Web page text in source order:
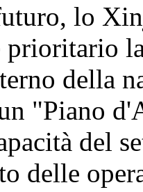
lo
prioritario
della
"Piano
del
delle